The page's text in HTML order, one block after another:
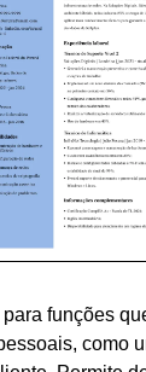
funções
como